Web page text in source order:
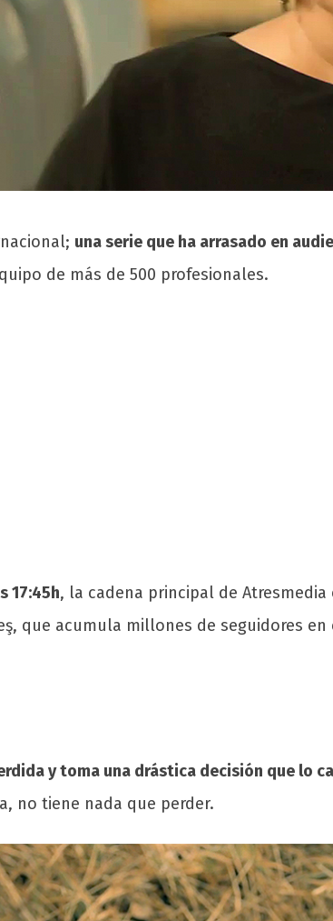
una serie que ha arrasado en
de más de 500 profesionales.
17:45h, la cadena principal de Atresmedia
que acumula millones de seguidores
y toma una drástica decisión que lo
no tiene nada que perder.